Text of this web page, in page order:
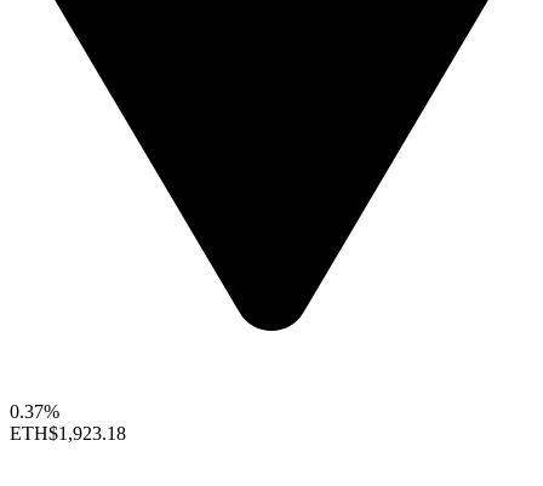
0.37%
ETH$1,923.18